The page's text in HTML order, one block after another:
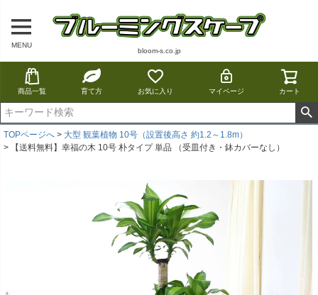
MENU
bloom-s.co.jp
商品一覧 育て方 お気に入り マイページ カート
TOPページへ
大型 観葉植物 10号（設置後高さ 約1.2～1.8m）
【送料無料】幸福の木 10号 朴タイプ 単品 （受皿付き・鉢カバーなし）